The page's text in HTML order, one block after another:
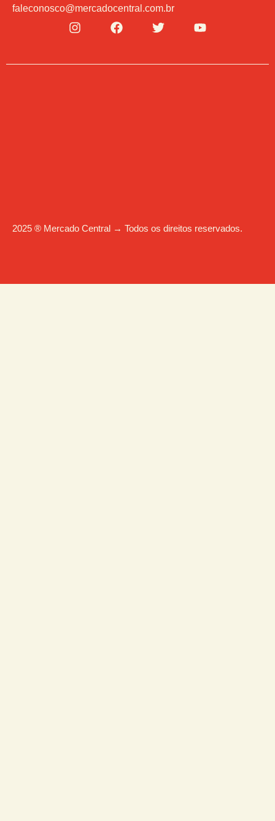
faleconosco@mercadocentral.com.br
2025 ® Mercado Central → Todos os direitos reservados.